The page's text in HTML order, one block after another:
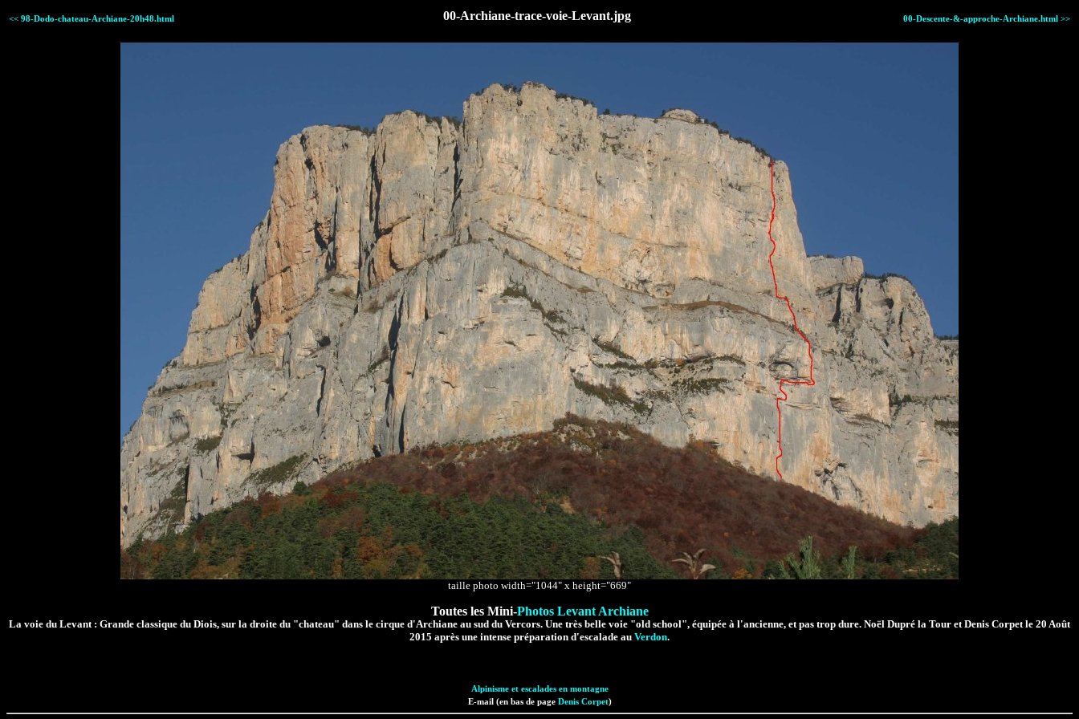
<< 98-Dodo-chateau-Archiane-20h48.html 00-Archiane-trace-voie-Levant.jpg 00-Descente-&-approche-Archiane.html >>
taille photo width="1044" x height="669"
Toutes les Mini-Photos Levant Archiane
La voie du Levant : Grande classique du Diois, sur la droite du "chateau" dans le cirque d'Archiane au sud du Vercors. Une très belle voie "old school", équipée à l'ancienne, et pas trop dure. Noël Dupré la Tour et Denis Corpet le 20 Août
2015 après une intense préparation d'escalade au Verdon.
Alpinisme et escalades en montagne
E-mail (en bas de page Denis Corpet)